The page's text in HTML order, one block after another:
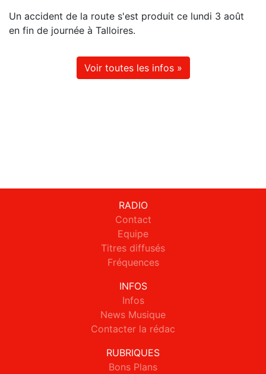
Un accident de la route s'est produit ce lundi 3 août
en fin de journée à Talloires.
Voir toutes les infos »
RADIO
Contact
Equipe
Titres diffusés
Fréquences
INFOS
Infos
News Musique
Contacter la rédac
RUBRIQUES
Bons Plans